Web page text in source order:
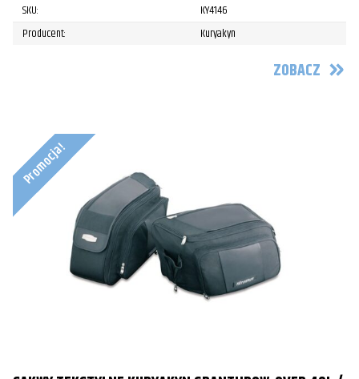
wynosi:
390,00 zł.
SKU:
KY4146
Producent:
Kuryakyn
ZOBACZ
Promocja!